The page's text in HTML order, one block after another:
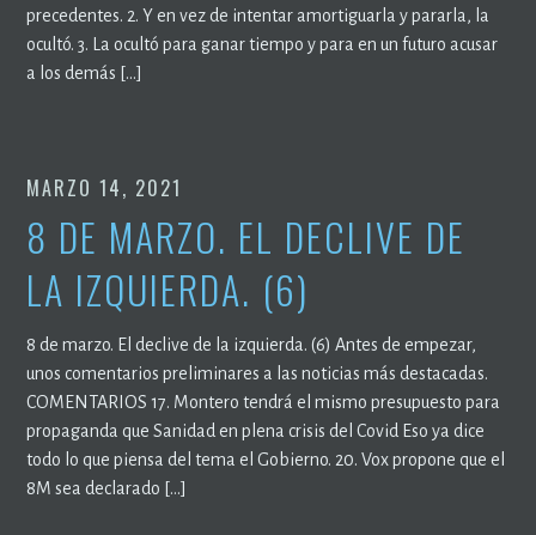
precedentes. 2. Y en vez de intentar amortiguarla y pararla, la
ocultó. 3. La ocultó para ganar tiempo y para en un futuro acusar
a los demás […]
MARZO 14, 2021
8 DE MARZO. EL DECLIVE DE
LA IZQUIERDA. (6)
8 de marzo. El declive de la izquierda. (6) Antes de empezar,
unos comentarios preliminares a las noticias más destacadas.
COMENTARIOS 17. Montero tendrá el mismo presupuesto para
propaganda que Sanidad en plena crisis del Covid Eso ya dice
todo lo que piensa del tema el Gobierno. 20. Vox propone que el
8M sea declarado […]